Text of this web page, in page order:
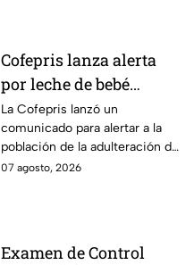
Cofepris lanza alerta
por leche de bebé
adulterada: ¿Qué marca
es y cómo identificarla?
La Cofepris lanzó un
comunicado para alertar a la
población de la adulteración de
una leche para bebé.
07 agosto, 2026
Examen de Control